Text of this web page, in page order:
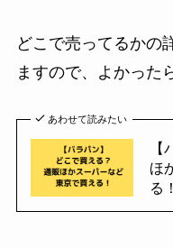
どこで売ってるかの
ますので、よかった
あわせて読みたい
ほ
る！